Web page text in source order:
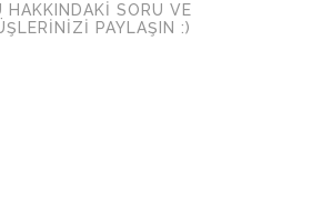
HAKKINDAKI SORU VE
PAYLAŞIN :)